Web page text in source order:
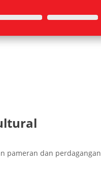
pameran dan perdagangan